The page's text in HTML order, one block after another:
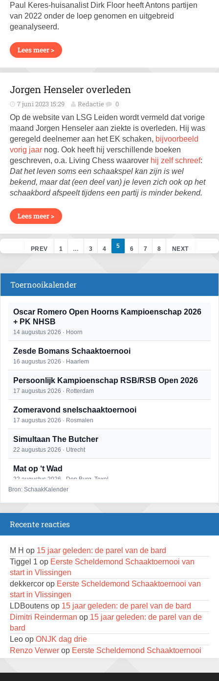
Paul Keres-huisanalist Dirk Floor heeft Antons partijen
van 2022 onder de loep genomen en uitgebreid
geanalyseerd.
Lees meer >
Jorgen Henseler overleden
7 juni 2023 15:29 Redactie 0
Op de website van LSG Leiden wordt vermeld dat vorige
maand Jorgen Henseler aan ziekte is overleden. Hij was
geregeld deelnemer aan het EK schaken, bijvoorbeeld
vorig jaar nog. Ook heeft hij verschillende boeken
geschreven, o.a. Living Chess waarover hij zelf schreef:
Dat het leven soms een schaakspel kan zijn is wel
bekend, maar dat (een deel van) je leven zich ook op het
schaakbord afspeelt tijdens een partij is minder bekend.
Lees meer >
PREV 1 … 3 4 5 6 7 8 NEXT
Toernooikalender
Oscar Romero Open Hoorns Kampioenschap 2026
+ PK NHSB
14 augustus 2026 · Hoorn
Zesde Bomans Schaaktoernooi
16 augustus 2026 · Haarlem
Persoonlijk Kampioenschap RSB/RSB Open 2026
17 augustus 2026 · Rotterdam
Zomeravond snelschaaktoernooi
17 augustus 2026 · Rosmalen
Simultaan The Butcher
22 augustus 2026 · Utrecht
Mat op ‘t Wad
22 augustus 2026 · Den Burg, Texel
2e Utrechts kroegloperstoernooi
Open Eemlandtoernooi 2026
25 augustus 2026 · Bunschoten-Spakenburg
Nazomervierkampentoernooi 2026
28 augustus 2026 · Assen
KC Open
28 augustus 2026 · Haarlem
11e Goirles Weekend Kampioenschap
28 augustus 2026 · Goirle
Keisnel Schaaktoernooi
Bron: SchaakKalender
Recente reacties
M H op 15 jaar geleden: de parel van de bard
Tiggel 1 op Eerste Scheldemond Schaaktoernooi van
start in Vlissingen
dekkercor op Eerste Scheldemond Schaaktoernooi van
start in Vlissingen
LDBoutens op 15 jaar geleden: de parel van de bard
Dimitri Reinderman op 15 jaar geleden: de parel van de
bard
Leo op ONJK dag drie
Renzo Verwer op Eerste Scheldemond Schaaktoernooi
LDBoutensopEerste Scheldemond Schaaktoernooi van